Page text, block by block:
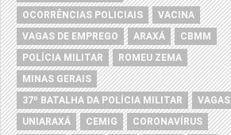
OCORRÊNCIAS POLICIAIS
VACINA
VAGAS DE EMPREGO
ARAXÁ
CBMM
POLÍCIA MILITAR
ROMEU ZEMA
MINAS GERAIS
37º BATALHA DA POLÍCIA MILITAR
VAGAS
UNIARAXÁ
CEMIG
CORONAVÍRUS